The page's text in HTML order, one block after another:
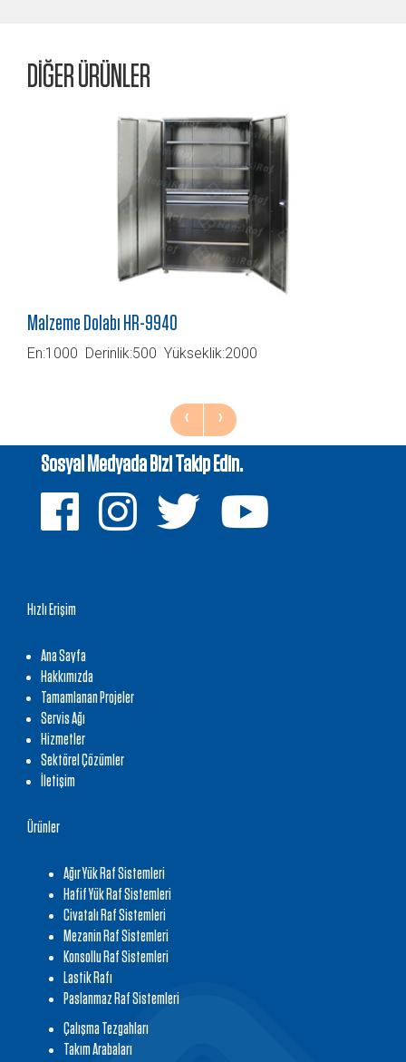
DİĞER ÜRÜNLER
Malzeme Dolabı HR-9940
En:1000 Derinlik:500 Yükseklik:2000
‹ ›
Sosyal Medyada Bizi Takip Edin.
Hızlı Erişim
Ana Sayfa
Hakkımızda
Tamamlanan Projeler
Servis Ağı
Hizmetler
Sektörel Çözümler
İletişim
Ürünler
Ağır Yük Raf Sistemleri
Hafif Yük Raf Sistemleri
Civatalı Raf Sistemleri
Mezanin Raf Sistemleri
Konsollu Raf Sistemleri
Lastik Rafı
Paslanmaz Raf Sistemleri
Çalışma Tezgahları
Takım Arabaları